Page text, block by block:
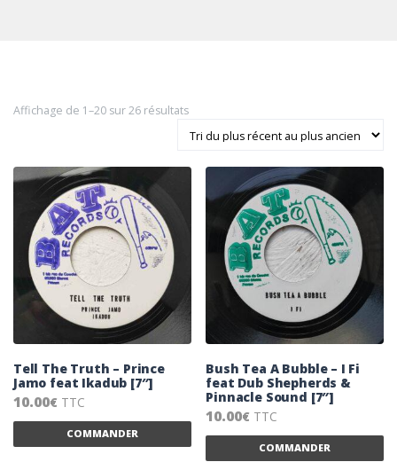
Affichage de 1–20 sur 26 résultatsTrié du plus récent au plus ancien
Tell The Truth – Prince
Jamo feat Ikadub [7″]
10.00€ TTC
COMMANDER
Ce produit a plusieurs variations. Les
Bush Tea A Bubble – I Fi
feat Dub Shepherds &
Pinnacle Sound [7″]
10.00€ TTC
COMMANDER